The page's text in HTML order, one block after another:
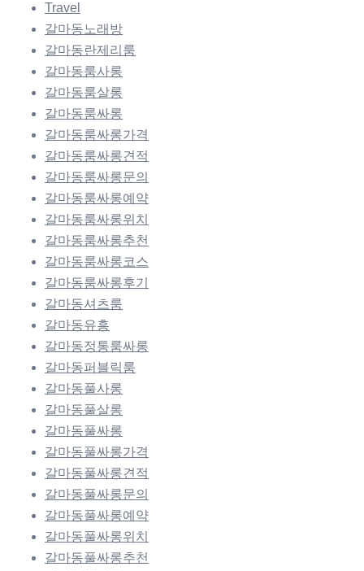
Travel
갈마동노래방
갈마동란제리룸
갈마동룸사롱
갈마동룸살롱
갈마동룸싸롱
갈마동룸싸롱가격
갈마동룸싸롱견적
갈마동룸싸롱문의
갈마동룸싸롱예약
갈마동룸싸롱위치
갈마동룸싸롱추천
갈마동룸싸롱코스
갈마동룸싸롱후기
갈마동셔츠룸
갈마동유흥
갈마동정통룸싸롱
갈마동퍼블릭룸
갈마동풀사롱
갈마동풀살롱
갈마동풀싸롱
갈마동풀싸롱가격
갈마동풀싸롱견적
갈마동풀싸롱문의
갈마동풀싸롱예약
갈마동풀싸롱위치
갈마동풀싸롱추천